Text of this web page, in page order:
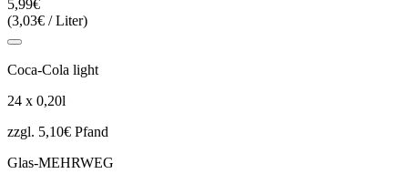
5,99€
(3,03€ / Liter)
Coca-Cola light
24 x 0,20l
zzgl. 5,10€ Pfand
Glas-MEHRWEG